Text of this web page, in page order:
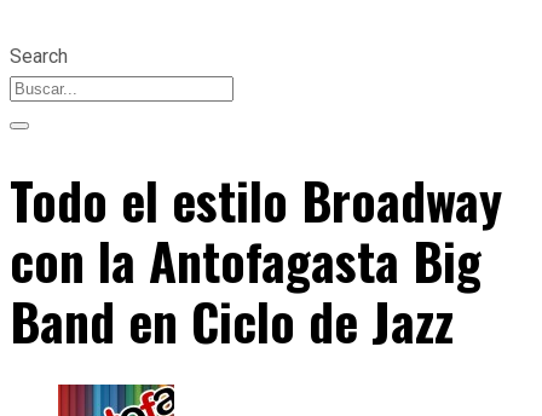
Search
Todo el estilo Broadway
con la Antofagasta Big
Band en Ciclo de Jazz